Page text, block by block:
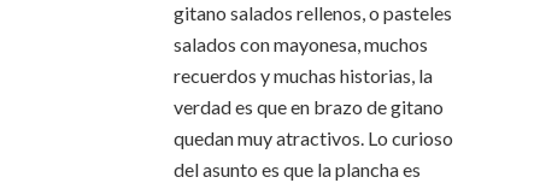
gitano salados rellenos, o pasteles
salados con mayonesa, muchos
recuerdos y muchas historias, la
verdad es que en brazo de gitano
quedan muy atractivos. Lo curioso
del asunto es que la plancha es